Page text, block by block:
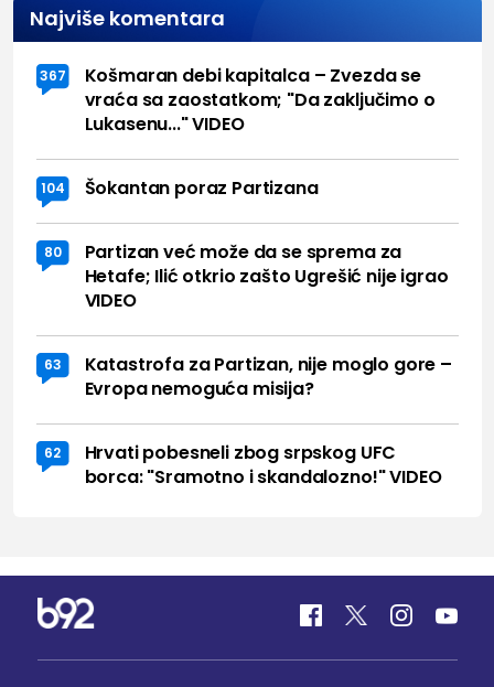
Najviše komentara
367
Košmaran debi kapitalca – Zvezda se
vraća sa zaostatkom; "Da zaključimo o
Lukasenu..." VIDEO
104 Šokantan poraz Partizana
80
Partizan već može da se sprema za
Hetafe; Ilić otkrio zašto Ugrešić nije igrao
VIDEO
63
Katastrofa za Partizan, nije moglo gore –
Evropa nemoguća misija?
62
Hrvati pobesneli zbog srpskog UFC
borca: "Sramotno i skandalozno!" VIDEO